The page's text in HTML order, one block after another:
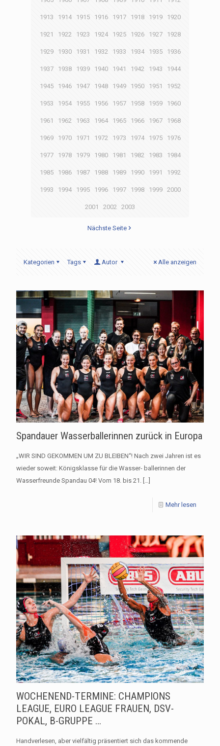
1913 1914 1915 1916 1917 1918 1919 1920
1921 1922 1923 1924 1925 1926 1927 1928
1929 1930 1931 1932 1933 1934 1935 1936
1937 1938 1939 1940 1941 1942 1943 1944
1945 1946 1947 1948 1949 1950 1951 1952
1953 1954 1955 1956 1957 1958 1959 1960
1961 1962 1963 1964 1965 1966 1967 1968
1969 1970 1971 1972 1973 1974 1975 1976
1977 1978 1979 1980 1981 1982 1983 1984
1985 1986 1987 1988 1989 1990 1991 1992
1993 1994 1995 1996 1997 1998 1999 2000
2001 2002 2003
Nächste Seite
Kategorien Tags Autor Alle anzeigen
Spandauer Wasserballerinnen zurück in Europa
„WIR SIND GEKOMMEN UM ZU BLEIBEN“! Nach zwei Jahren ist es
wieder soweit: Königsklasse für die Wasser- ballerinnen der
Wasserfreunde Spandau 04! Vom 18. bis 21. […]
Mehr lesen
WOCHENEND-TERMINE: CHAMPIONS
LEAGUE, EURO LEAGUE FRAUEN, DSV-
POKAL, B-GRUPPE …
Handverlesen, aber vielfältig präsentiert sich das kommende